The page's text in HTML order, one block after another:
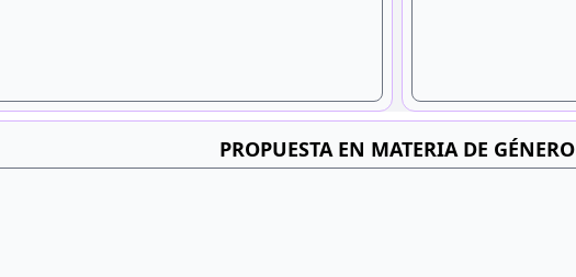
PROPUESTA EN MATERIA DE GÉNERO